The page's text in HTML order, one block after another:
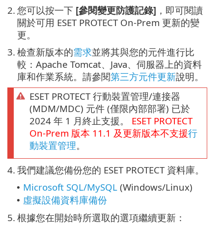
2. 您可以按一下 [參閱變更防護記錄] ，即可閱讀
關於可用 ESET PROTECT On-Prem 更新的變
更。
3. 檢查新版本的需求並將其與您的元件進行比
較：Apache Tomcat、Java、伺服器上的資料
庫和作業系統。請參閱第三方元件更新說明。
ESET PROTECT 行動裝置管理/連接器
(MDM/MDC) 元件 (僅限內部部署) 已於
2024 年 1 月終止支援。 ESET PROTECT
On-Prem 版本 11.1 及更新版本不支援行
動裝置管理。
4. 我們建議您備份您的 ESET PROTECT 資料庫。
• Microsoft SQL/MySQL (Windows/Linux)
• 虛擬設備資料庫備份
5. 根據您在開始時所選取的選項繼續更新：